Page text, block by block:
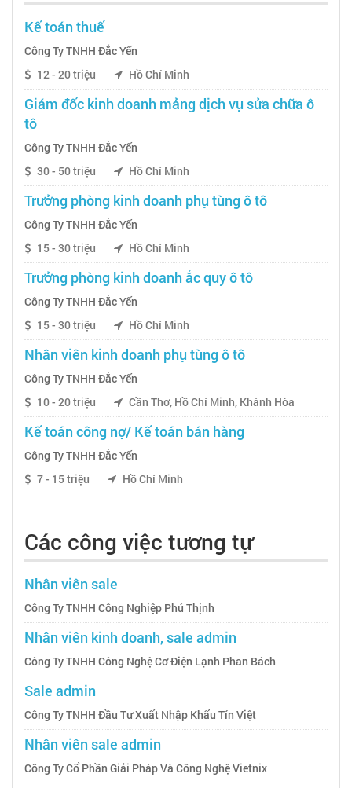
Kế toán thuế
Công Ty TNHH Đắc Yến
12 - 20 triệu
Hồ Chí Minh
Giám đốc kinh doanh mảng dịch vụ sửa chữa ô
tô
Công Ty TNHH Đắc Yến
30 - 50 triệu
Hồ Chí Minh
Trưởng phòng kinh doanh phụ tùng ô tô
Công Ty TNHH Đắc Yến
15 - 30 triệu
Hồ Chí Minh
Trưởng phòng kinh doanh ắc quy ô tô
Công Ty TNHH Đắc Yến
15 - 30 triệu
Hồ Chí Minh
Nhân viên kinh doanh phụ tùng ô tô
Công Ty TNHH Đắc Yến
10 - 20 triệu
Cần Thơ, Hồ Chí Minh, Khánh Hòa
Kế toán công nợ/ Kế toán bán hàng
Công Ty TNHH Đắc Yến
7 - 15 triệu
Hồ Chí Minh
Các công việc tương tự
Nhân viên sale
Công Ty TNHH Công Nghiệp Phú Thịnh
Nhân viên kinh doanh, sale admin
Công Ty TNHH Công Nghệ Cơ Điện Lạnh Phan Bách
Sale admin
Công Ty TNHH Đầu Tư Xuất Nhập Khẩu Tín Việt
Nhân viên sale admin
Công Ty Cổ Phần Giải Pháp Và Công Nghệ Vietnix